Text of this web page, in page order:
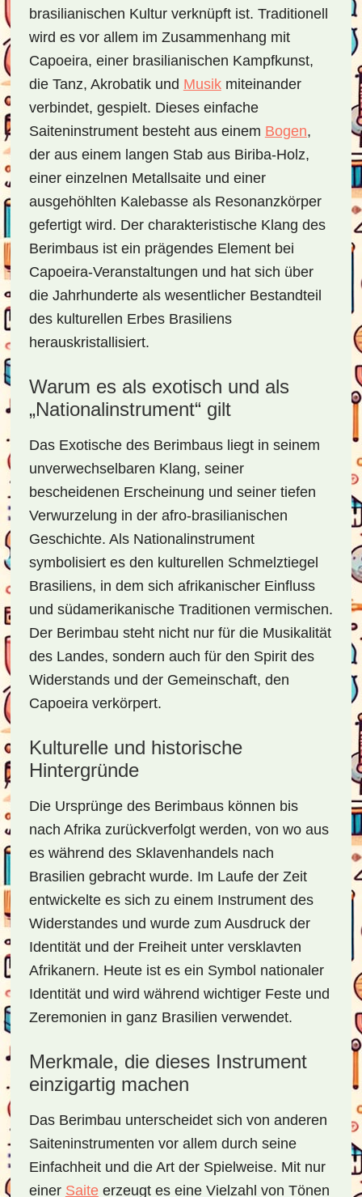
brasilianischen Kultur verknüpft ist. Traditionell
wird es vor allem im Zusammenhang mit
Capoeira, einer brasilianischen Kampfkunst,
die Tanz, Akrobatik und Musikmiteinander
verbindet, gespielt. Dieses einfache
Saiteninstrument besteht aus einem Bogen,
der aus einem langen Stab aus Biriba-Holz,
einer einzelnen Metallsaite und einer
ausgehöhlten Kalebasse als Resonanzkörper
gefertigt wird. Der charakteristische Klang des
Berimbaus ist ein prägendes Element bei
Capoeira-Veranstaltungen und hat sich über
die Jahrhunderte als wesentlicher Bestandteil
des kulturellen Erbes Brasiliens
herauskristallisiert.
Warum es als exotisch und als
„Nationalinstrument“ gilt
Das Exotische des Berimbaus liegt in seinem
unverwechselbaren Klang, seiner
bescheidenen Erscheinung und seiner tiefen
Verwurzelung in der afro-brasilianischen
Geschichte. Als Nationalinstrument
symbolisiert es den kulturellen Schmelztiegel
Brasiliens, in dem sich afrikanischer Einfluss
und südamerikanische Traditionen vermischen.
Der Berimbau steht nicht nur für die Musikalität
des Landes, sondern auch für den Spirit des
Widerstands und der Gemeinschaft, den
Capoeira verkörpert.
Kulturelle und historische
Hintergründe
Die Ursprünge des Berimbaus können bis
nach Afrika zurückverfolgt werden, von wo aus
es während des Sklavenhandels nach
Brasilien gebracht wurde. Im Laufe der Zeit
entwickelte es sich zu einem Instrument des
Widerstandes und wurde zum Ausdruck der
Identität und der Freiheit unter versklavten
Afrikanern. Heute ist es ein Symbol nationaler
Identität und wird während wichtiger Feste und
Zeremonien in ganz Brasilien verwendet.
Merkmale, die dieses Instrument
einzigartig machen
Das Berimbau unterscheidet sich von anderen
Saiteninstrumenten vor allem durch seine
Einfachheit und die Art der Spielweise. Mit nur
einer Saiteerzeugt es eine Vielzahl von Tönen